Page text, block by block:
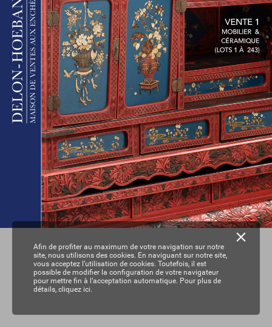
Afin de profiter au maximum de votre navigation sur notre
site, nous utilisons des cookies. En naviguant sur notre site,
vous acceptez l’utilisation de cookies. Toutefois, il est
possible de modifier la configuration de votre navigateur
pour mettre fin à l’acceptation automatique. Pour plus de
détails, cliquez ici.